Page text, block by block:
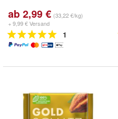
ab 2,99 € (33,22 €/kg)
+ 9,99 € Versand
1